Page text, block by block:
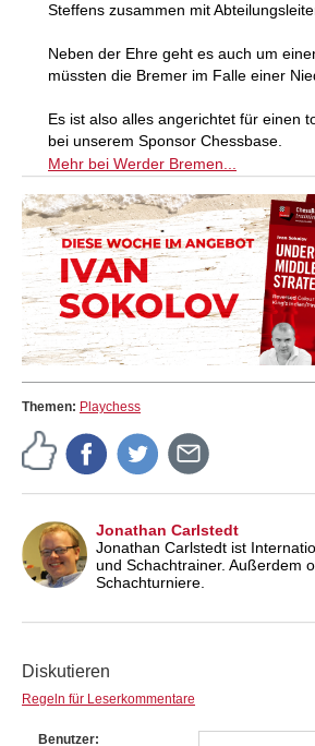
Steffens zusammen mit
Neben der Ehre geht es auch um
müssten die Bremer im Falle einer
Es ist also alles angerichtet für einen
bei unserem Sponsor Chessbase.
Mehr bei Werder Bremen...
Themen: Playchess
Jonathan Carlstedt
Jonathan Carlstedt ist
und Schachtrainer. Außerdem
Schachturniere.
Diskutieren
Regeln für Leserkommentare
Benutzer